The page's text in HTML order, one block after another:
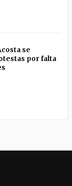
se
por falta